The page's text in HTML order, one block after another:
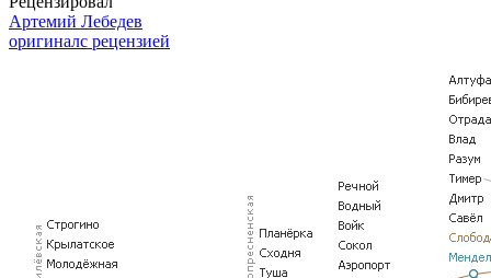
Артемий Лебедев
оригиналс рецензией